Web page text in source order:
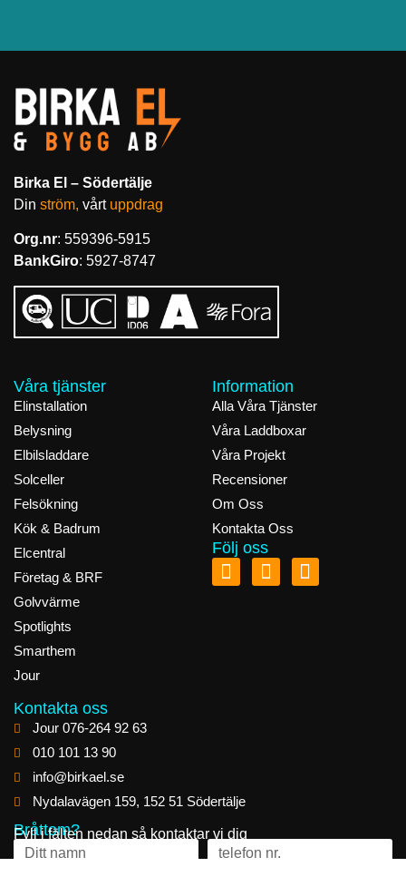
Birka El – Södertälje
Din ström, vårt uppdrag
Org.nr: 559396-5915
BankGiro: 5927-8747
Våra tjänster
Elinstallation
Belysning
Elbilsladdare
Solceller
Felsökning
Kök & Badrum
Elcentral
Företag & BRF
Golvvärme
Spotlights
Smarthem
Jour
Information
Alla Våra Tjänster
Våra Laddboxar
Våra Projekt
Recensioner
Om Oss
Kontakta Oss
Följ oss
Kontakta oss
Jour 076-264 92 63
010 101 13 90
info@birkael.se
Nydalavägen 159, 152 51 Södertälje
Bråttom?
Fyll i fälten nedan så kontaktar vi dig